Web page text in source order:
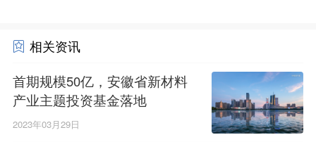
相关资讯
首期规模50亿，安徽省新材料
产业主题投资基金落地
2023年03月29日